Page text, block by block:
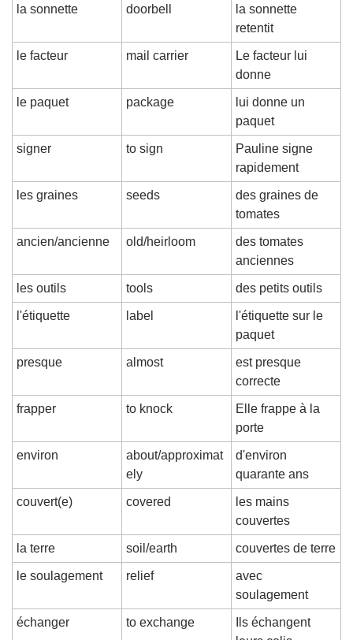
la sonnette doorbell
la sonnette
retentit
le facteur mail carrier
Le facteur lui
donne
le paquet package
lui donne un
paquet
signer to sign
Pauline signe
rapidement
les graines seeds
des graines de
tomates
ancien/ancienne old/heirloom
des tomates
anciennes
les outils tools des petits outils
l'étiquette label
l'étiquette sur le
paquet
presque almost
est presque
correcte
frapper to knock
Elle frappe à la
porte
environ
about/approximat
ely
d'environ
quarante ans
couvert(e) covered
les mains
couvertes
la terre soil/earth couvertes de terre
le soulagement relief
avec
soulagement
échanger to exchange
Ils échangent